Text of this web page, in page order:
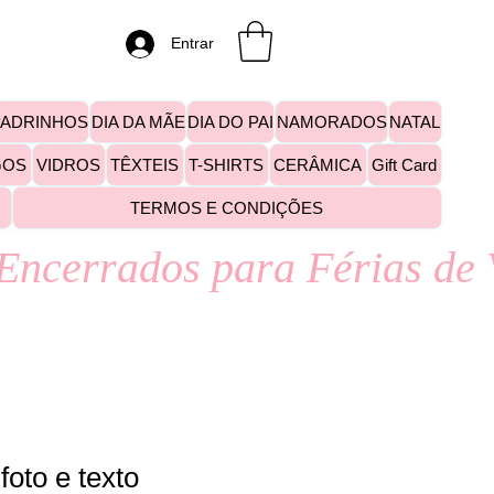
Entrar
e texto
DIA DA MÃE DIA DO PAI NAMORADOSNATAL
VIDROS TÊXTEIS T-SHIRTS CERÂMICA Gift Card
TERMOS E CONDIÇÕES